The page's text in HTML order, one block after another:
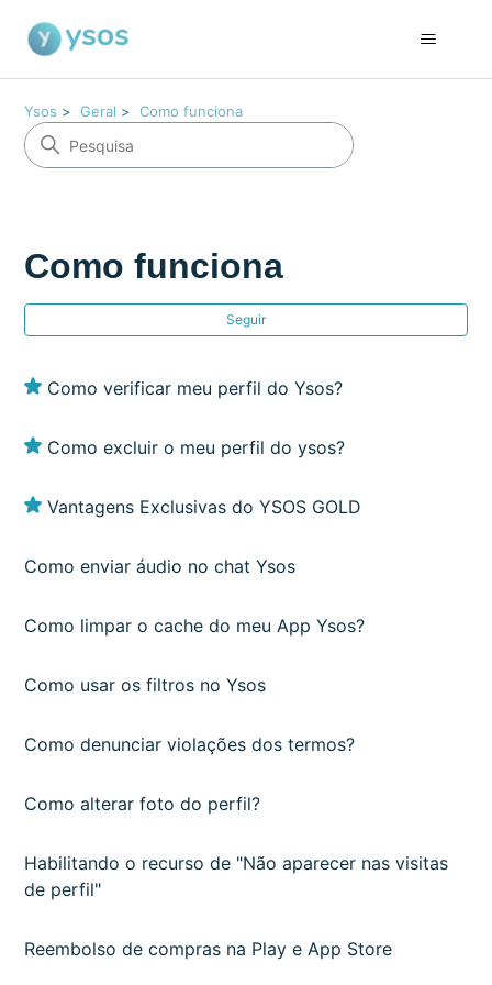
Ysos Geral Como funciona
Como funciona
Seguir
Como verificar meu perfil do Ysos?
Como excluir o meu perfil do ysos?
Vantagens Exclusivas do YSOS GOLD
Como enviar áudio no chat Ysos
Como limpar o cache do meu App Ysos?
Como usar os filtros no Ysos
Como denunciar violações dos termos?
Como alterar foto do perfil?
Habilitando o recurso de "Não aparecer nas visitas
de perfil"
Reembolso de compras na Play e App Store